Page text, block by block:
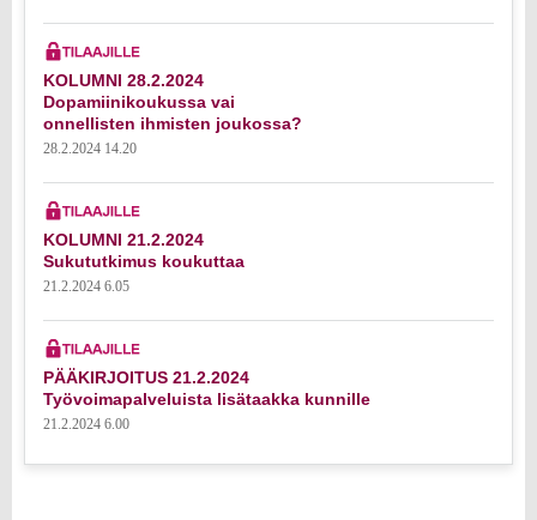
KOLUMNI 28.2.2024
Dopamiinikoukussa vai
onnellisten ihmisten joukossa?
28.2.2024 14.20
KOLUMNI 21.2.2024
Sukututkimus koukuttaa
21.2.2024 6.05
PÄÄKIRJOITUS 21.2.2024
Työvoimapalveluista lisätaakka kunnille
21.2.2024 6.00